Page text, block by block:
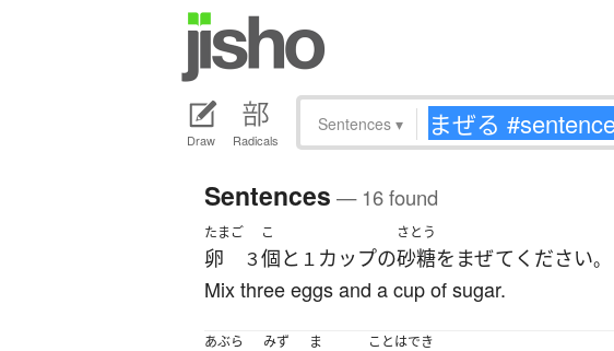
Draw Radicals
Sentences ▾
Sentences — 16 found
たまご
卵 ３
こ
個と １ カップの
さとう
砂糖を まぜて ください。
Mix three eggs and a cup of sugar.
あぶら
みず ま ことはでき